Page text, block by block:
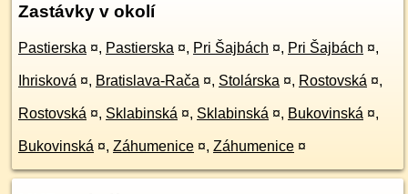
Zastávky v okolí
Pastierska ¤, Pastierska ¤, Pri Šajbách ¤, Pri Šajbách ¤,
Ihrisková ¤, Bratislava-Rača ¤, Stolárska ¤, Rostovská ¤,
Rostovská ¤, Sklabinská ¤, Sklabinská ¤, Bukovinská ¤,
Bukovinská ¤, Záhumenice ¤, Záhumenice ¤